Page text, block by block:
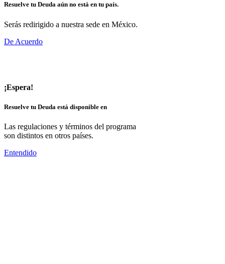
Resuelve tu Deuda aún no está en tu país.
Serás redirigido a nuestra sede en México.
De Acuerdo
¡Espera!
Resuelve tu Deuda está disponible en
Las regulaciones y términos del programa
son distintos en otros países.
Entendido